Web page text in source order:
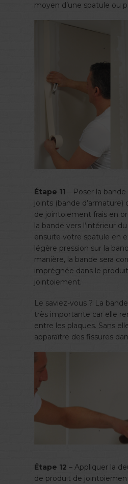
moyen d’une spatule ou
Étape 11 – Poser la
joints (bande d’armature)
de jointoiement frais en
la bande vers l’intérieur
ensuite votre spatule en
légère pression sur la
manière, la bande sera
imprégnée dans le
jointoiement.
Le saviez-vous ? La
très importante car elle
entre les plaques. Sans
apparaître des fissures
Étape 12 – Appliquer la
de produit de